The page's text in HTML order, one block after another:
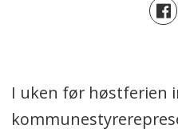
I uken før høstferien